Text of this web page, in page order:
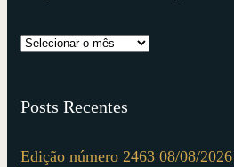
Posts Recentes
Edição número 2463 08/08/2026